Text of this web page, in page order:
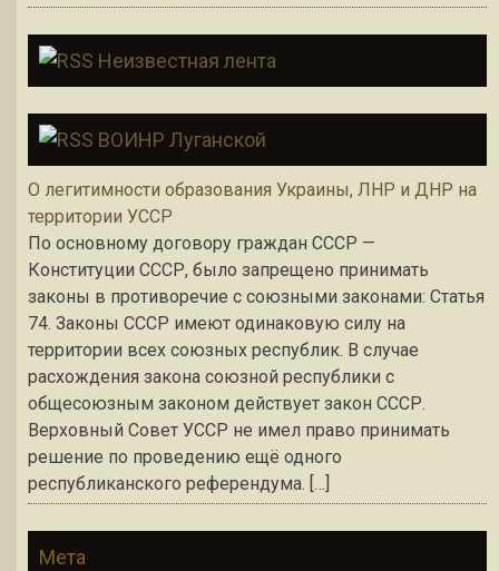
Неизвестная лента
ВОИНР Луганской
О легитимности образования Украины, ЛНР и ДНР на
территории УССР
По основному договору граждан СССР —
Конституции СССР, было запрещено принимать
законы в противоречие с союзными законами: Статья
74. Законы СССР имеют одинаковую силу на
территории всех союзных республик. В случае
расхождения закона союзной республики с
общесоюзным законом действует закон СССР.
Верховный Совет УССР не имел право принимать
решение по проведению ещё одного
республиканского референдума. […]
Мета